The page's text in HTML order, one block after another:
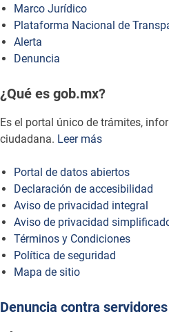
Marco Jurídico
Plataforma Nacional de
Alerta
Denuncia
¿Qué es gob.mx?
Es el portal único de trámites,
ciudadana. Leer más
Portal de datos abiertos
Declaración de accesibilidad
Aviso de privacidad integral
Aviso de privacidad
Términos y Condiciones
Política de seguridad
Mapa de sitio
Denuncia contra